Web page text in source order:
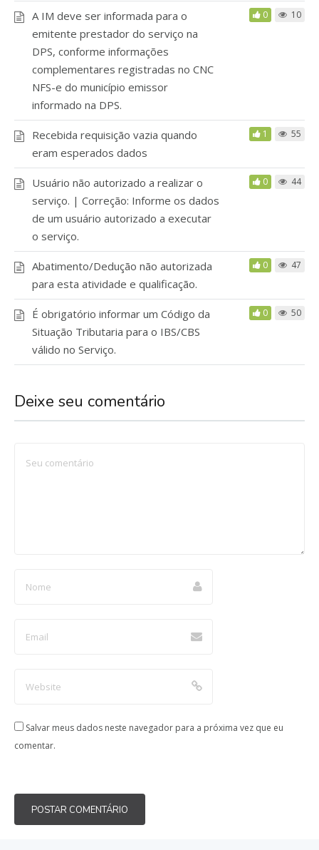
A IM deve ser informada para o
emitente prestador do serviço na
DPS, conforme informações
complementares registradas no CNC
NFS-e do município emissor
informado na DPS.
0 10
Recebida requisição vazia quando
eram esperados dados
1 55
Usuário não autorizado a realizar o
serviço. | Correção: Informe os dados
de um usuário autorizado a executar
o serviço.
0 44
Abatimento/Dedução não autorizada
para esta atividade e qualificação.
0 47
É obrigatório informar um Código da
Situação Tributaria para o IBS/CBS
válido no Serviço.
0 50
Deixe seu comentário
Salvar meus dados neste navegador para a próxima vez que eu
comentar.